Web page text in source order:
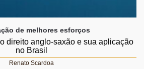
de melhores esforços
direito anglo-saxão e sua aplicação
no Brasil
Renato Scardoa